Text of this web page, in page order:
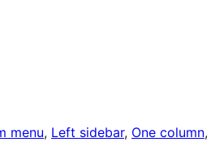
menu, Left sidebar, One column,